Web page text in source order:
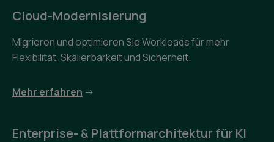
Cloud-Modernisierung
Migrieren und optimieren Sie Workloads für mehr
Flexibilität, Skalierbarkeit und Sicherheit.
Mehr erfahren ->
Enterprise- & Plattformarchitektur für KI